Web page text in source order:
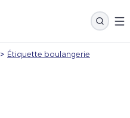
> Étiquette boulangerie